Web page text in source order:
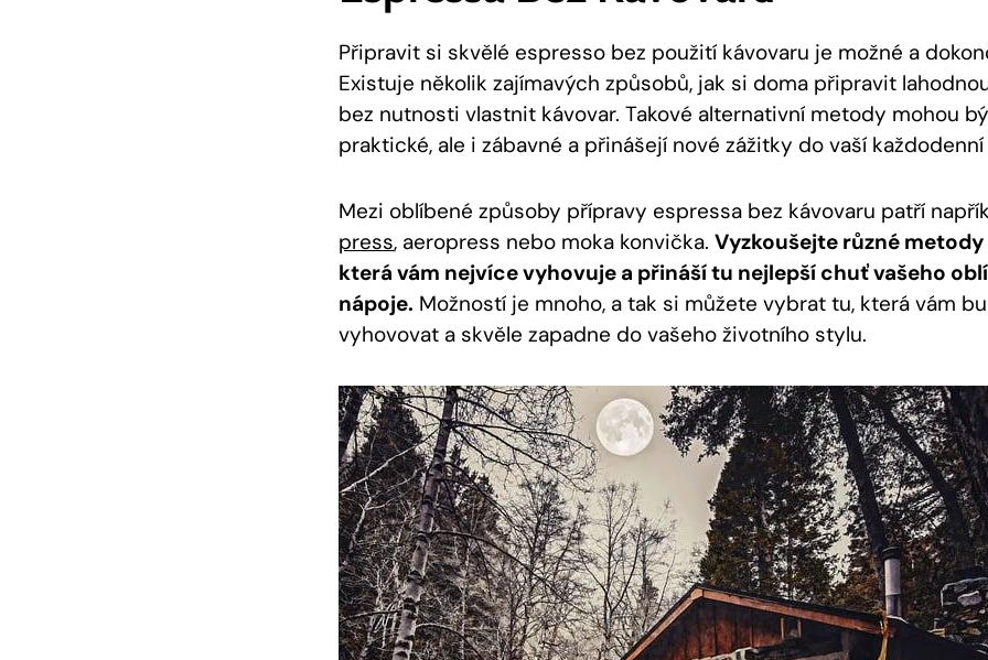
Připravit si⁣ skvělé espresso bez použití kávovaru je možné a
Existuje několik zajímavých ⁢způsobů, jak si doma ‌připravit
bez nutnosti vlastnit kávovar. Takové alternativní metody mohou
praktické, ale i zábavné a přinášejí nové‍ zážitky do vaší
Mezi oblíbené způsoby přípravy ⁤espressa bez kávovaru patří
press, aeropress nebo moka⁤ konvička. Vyzkoušejte různé
která vám nejvíce vyhovuje a přináší tu nejlepší⁣ chuť vašeho
nápoje. Možností je‍ mnoho, a tak si můžete vybrat tu,​ která vám
vyhovovat a skvěle ‌zapadne do vašeho životního stylu.